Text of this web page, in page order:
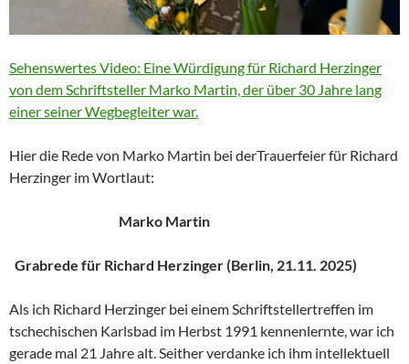
Sehenswertes Video: Eine Würdigung für Richard Herzinger
von dem Schriftsteller Marko Martin, der über 30 Jahre lang
einer seiner Wegbegleiter war.
Hier die Rede von Marko Martin bei derTrauerfeier für Richard
Herzinger im Wortlaut:
Marko Martin
Grabrede für Richard Herzinger (Berlin, 21.11. 2025)
Als ich Richard Herzinger bei einem Schriftstellertreffen im
tschechischen Karlsbad im Herbst 1991 kennenlernte, war ich
gerade mal 21 Jahre alt. Seither verdanke ich ihm intellektuell